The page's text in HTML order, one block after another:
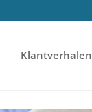
Klantverhalen